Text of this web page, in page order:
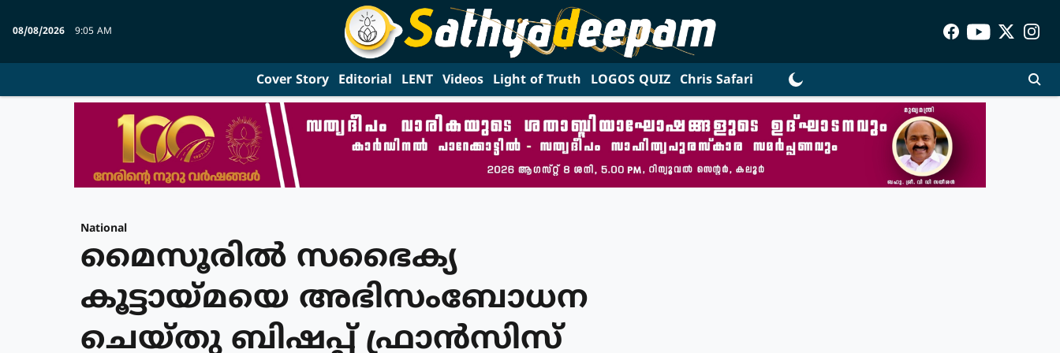
08/08/2026 9:05 AM
Cover Story Editorial LENT Videos Light of Truth LOGOS QUIZ Chris Safari
National
മൈസൂരിൽ സഭൈക്യ
കൂട്ടായ്മയെ അഭിസംബോധന
ചെയ്തു ബിഷപ്പ് ഫ്രാൻസിസ്